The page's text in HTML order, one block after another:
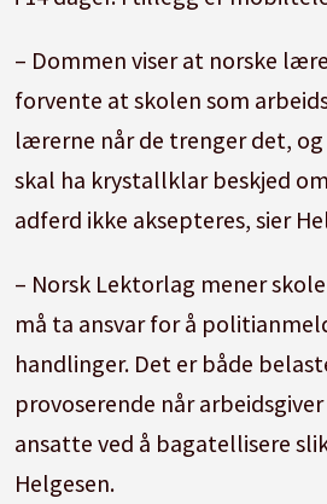
– Dommen viser at norske
forvente at skolen som
lærerne når de trenger det, og
skal ha krystallklar beskjed
adferd ikke aksepteres, sier
– Norsk Lektorlag mener
må ta ansvar for å
handlinger. Det er både
provoserende når
ansatte ved å bagatellisere
Helgesen.